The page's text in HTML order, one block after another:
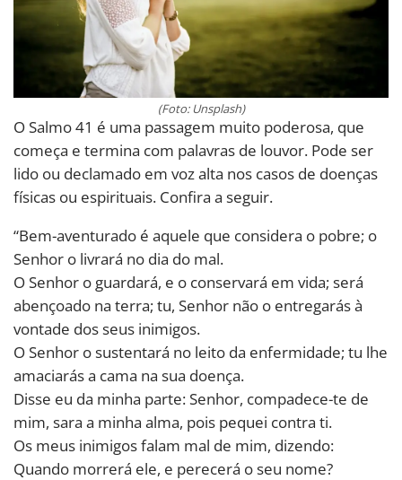
(Foto: Unsplash)
O Salmo 41 é uma passagem muito poderosa, que
começa e termina com palavras de louvor. Pode ser
lido ou declamado em voz alta nos casos de doenças
físicas ou espirituais. Confira a seguir.
“Bem-aventurado é aquele que considera o pobre; o
Senhor o livrará no dia do mal.
O Senhor o guardará, e o conservará em vida; será
abençoado na terra; tu, Senhor não o entregarás à
vontade dos seus inimigos.
O Senhor o sustentará no leito da enfermidade; tu lhe
amaciarás a cama na sua doença.
Disse eu da minha parte: Senhor, compadece-te de
mim, sara a minha alma, pois pequei contra ti.
Os meus inimigos falam mal de mim, dizendo:
Quando morrerá ele, e perecerá o seu nome?